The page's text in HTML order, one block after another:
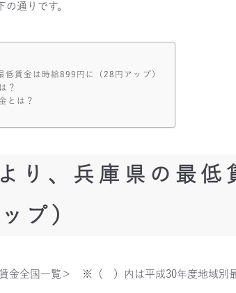
通りです。
低賃金は時給899円に（28円アップ）
？
とは？
より、兵庫県の最
プ）
賃金全国一覧＞ ※（ ）内は平成30年度地域別